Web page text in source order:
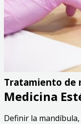
Tratamiento de
Medicina
Definir la